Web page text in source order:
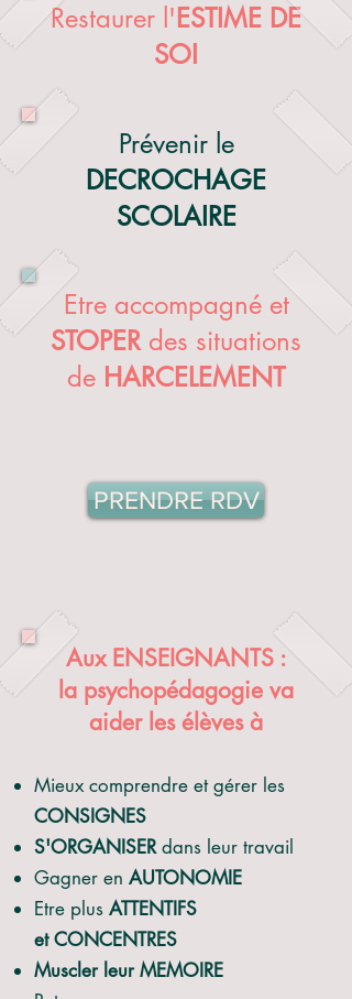
Restaurer l'ESTIME DE
SOI
Prévenir le
DECROCHAGE
SCOLAIRE
Etre accompagné et
STOPER des situations
de HARCELEMENT
PRENDRE RDV
Aux ENSEIGNANTS :
la psychopédagogie va
aider les élèves à
Mieux comprendre et gérer les
CONSIGNES
S'ORGANISERdans leur travail
Gagner en AUTONOMIE
Etre plus ATTENTIFS
et CONCENTRES
Muscler leur MEMOIRE